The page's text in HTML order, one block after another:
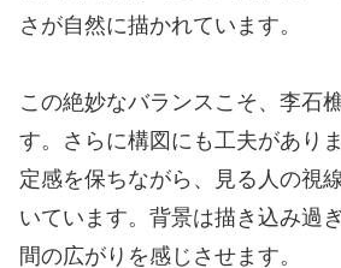
さが自然に描かれています。
この絶妙なバランスこそ、李石
す。さらに構図にも工夫があり
定感を保ちながら、見る人の視
いています。背景は描き込み過
間の広がりを感じさせます。